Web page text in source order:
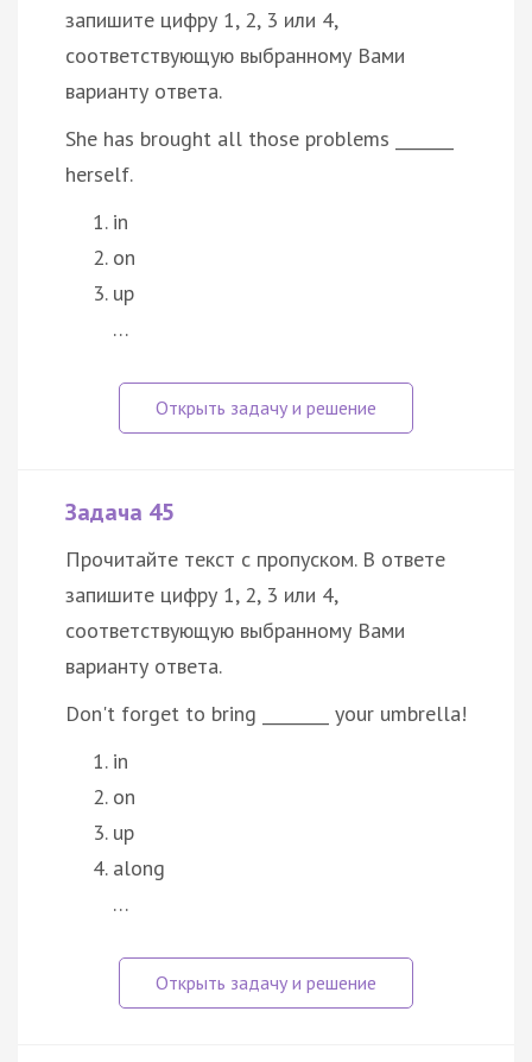
запишите цифру 1, 2, 3 или 4,
соответствующую выбранному Вами
варианту ответа.
She has brought all those problems _______
herself.
in
on
up
…
Задача 45
Прочитайте текст с пропуском. В ответе
запишите цифру 1, 2, 3 или 4,
соответствующую выбранному Вами
варианту ответа.
Don't forget to bring ________ your umbrella!
in
on
up
along
…